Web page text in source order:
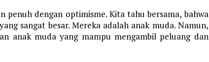
penuh dengan optimisme. Kita tahu bersama, bahwa
sangat besar. Mereka adalah anak muda. Namun,
anak muda yang mampu mengambil peluang dan